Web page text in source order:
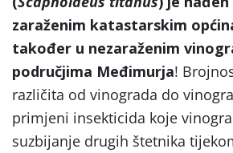
zaraženim katastarskim
također u nezaraženim
područjima Međimurja!
različita od vinograda do
primjeni insekticida koje
suzbijanje drugih štetnika